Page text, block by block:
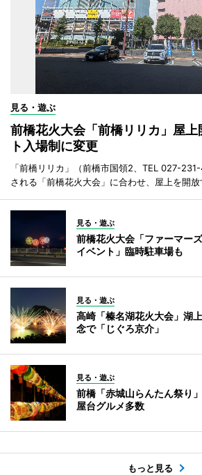
見る・遊ぶ
前橋花火大会「前橋リリカ」屋
ト入場制に変更
「前橋リリカ」（前橋市国領2、TEL 027-
される「前橋花火大会」に合わせ、屋上を開放
見る・遊ぶ
前橋花火大会「ファーマー
イベント」臨時駐車場も
見る・遊ぶ
高崎「榛名湖花火大会」湖
念で「じぐろ京介」
見る・遊ぶ
前橋「赤城山らんたん祭り
屋台グルメ多数
もっと見る